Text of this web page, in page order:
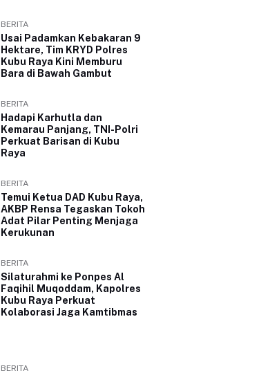
BERITA
Usai Padamkan Kebakaran 9
Hektare, Tim KRYD Polres
Kubu Raya Kini Memburu
Bara di Bawah Gambut
BERITA
Hadapi Karhutla dan
Kemarau Panjang, TNI-Polri
Perkuat Barisan di Kubu
Raya
BERITA
Temui Ketua DAD Kubu Raya,
AKBP Rensa Tegaskan Tokoh
Adat Pilar Penting Menjaga
Kerukunan
BERITA
Silaturahmi ke Ponpes Al
Faqihil Muqoddam, Kapolres
Kubu Raya Perkuat
Kolaborasi Jaga Kamtibmas
BERITA